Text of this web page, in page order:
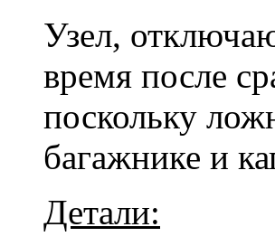
Узел,
время после
поскольку
багажнике и
Детали: